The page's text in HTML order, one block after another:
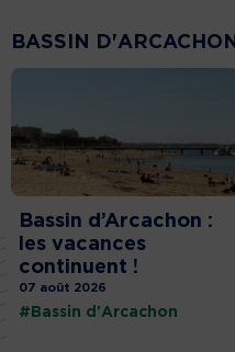
BASSIN D'ARCACHON
Bassin d’Arcachon :
les vacances
continuent !
07 août 2026
#Bassin d'Arcachon